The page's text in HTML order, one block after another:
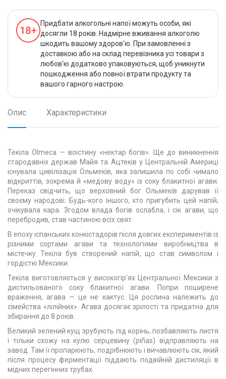
Придбати алкогольні напої можуть особи, які
досягли 18 років. Надмірне вживання алкоголю
шкодить вашому здоров'ю. При замовленні з
доставкою або на склад перевізника усі товари з
любов'ю додатково упаковуються, щоб уникнути
пошкодження або повної втрати продукту та
вашого гарного настрою.
Опис Характеристики
Текіла Olmeca — воістину «нектар богів». Ще до виникнення
стародавніх держав Майя та Ацтеків у Центральній Америці
існувала цивілізація Ольмеків, яка залишила по собі чимало
відкриттів, зокрема й «медову воду» із соку блакитної агави.
Переказ свідчить, що верховний бог Ольмеків дарував її
своєму народові. Будь-кого іншого, хто пригубить цей напій,
очікувала кара. Згодом влада богів ослабла, і сік агави, що
перебродив, став частиною всіх свят.
В епоху іспанських конкістадорів після довгих експериментів із
різними сортами агави та технологіями виробництва в
містечку Текіла був створений напій, що став символом і
гордістю Мексики.
Текіла виготовляється у високогір'ях Центральної Мексики з
дистильованого соку блакитної агави. Попри поширене
враження, агава — це не кактус. Ця рослина належить до
сімейства «лілійних». Агава досягає зрілості та придатна для
збирання до 8 років.
Великий зелений кущ зрубують під корінь, позбавляють листя
і тільки схожу на кулю серцевину (piñas) відправляють на
завод. Там її пропарюють, подрібнюють і вичавлюють сік, який
після процесу ферментації піддають подвійній дистиляції в
мідних перегінних трубах.